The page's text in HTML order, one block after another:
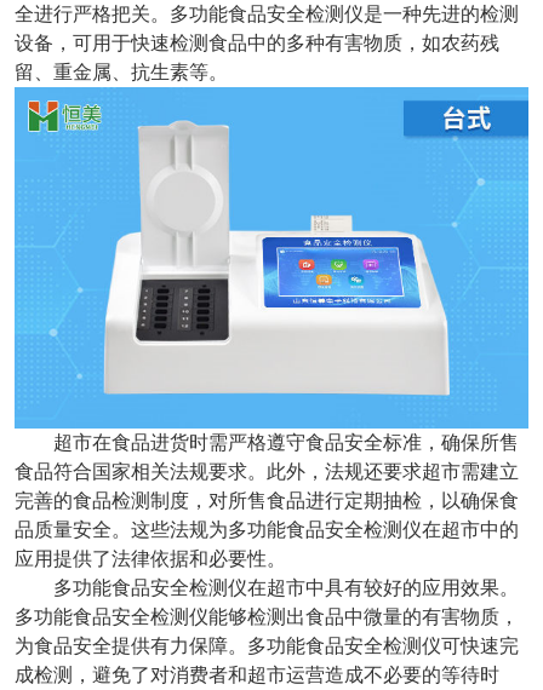
全进行严格把关。 多功能食品安全检测仪是一种先进的检测
设备，可用于快速检测食品中的多种有害物质，如农药残
留、重金属、抗生素等。
超市在食品进货时需严格遵守食品安全标准，确保所售
食品符合国家相关法规要求。此外，法规还要求超市需建立
完善的食品检测制度，对所售食品进行定期抽检，以确保食
品质量安全。这些法规为多功能食品安全检测仪在超市中的
应用提供了法律依据和必要性。
多功能食品安全检测仪在超市中具有较好的应用效果。
多功能食品安全检测仪能够检测出食品中微量的有害物质，
为食品安全提供有力保障。多功能食品安全检测仪可快速完
成检测，避免了对消费者和超市运营造成不必要的等待时